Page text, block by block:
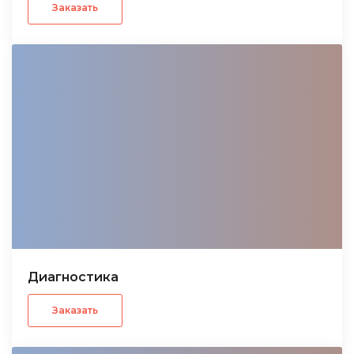
Заказать
Диагностика
Заказать